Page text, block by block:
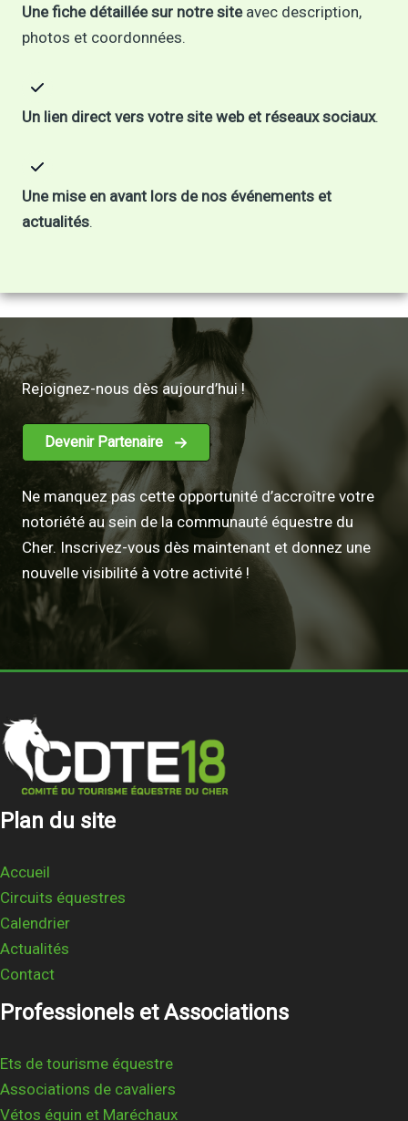
Une fiche détaillée sur notre siteavec description,
photos et coordonnées.
Un lien direct vers votre site web et réseaux sociaux.
Une mise en avant lors de nos événements et
actualités.
Rejoignez-nous dès aujourd’hui !
Devenir Partenaire
Ne manquez pas cette opportunité d’accroître votre
notoriété au sein de la communauté équestre du
Cher. Inscrivez-vous dès maintenant et donnez une
nouvelle visibilité à votre activité !
Plan du site
Accueil
Circuits équestres
Calendrier
Actualités
Contact
Professionels et Associations
Ets de tourisme équestre
Associations de cavaliers
Vétos équin et Maréchaux